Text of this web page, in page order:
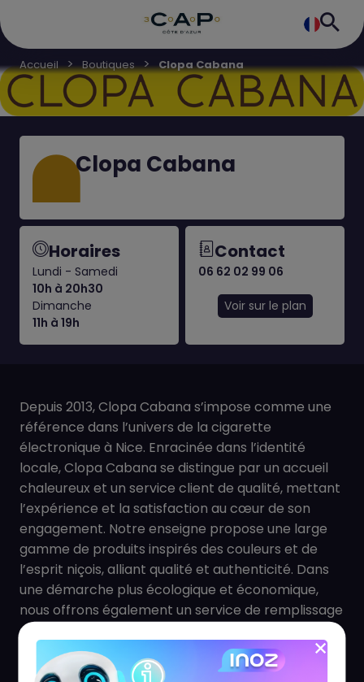
Accueil Boutiques Clopa Cabana
Clopa Cabana
Horaires
Lundi - Samedi
10h à 20h30
Dimanche
11h à 19h
Contact
06 62 02 99 06
Voir sur le plan
Depuis 2013, Clopa Cabana s’impose comme une
référence dans l’univers de la cigarette
électronique à Nice. Enracinée dans l’identité
locale, Clopa Cabana se distingue par un accueil
chaleureux et un service client de qualité, mettant
l’expérience et la satisfaction au cœur de son
engagement. Notre enseigne propose une large
gamme de produits inspirés des couleurs et de
l’esprit niçois, alliant qualité et authenticité. Dans
une démarche plus écologique et économique,
nous offrons également un service de remplissage
en vrac, permettant à notre clientèle de réduire
son impact environnemental tout en réalisant des
économies.